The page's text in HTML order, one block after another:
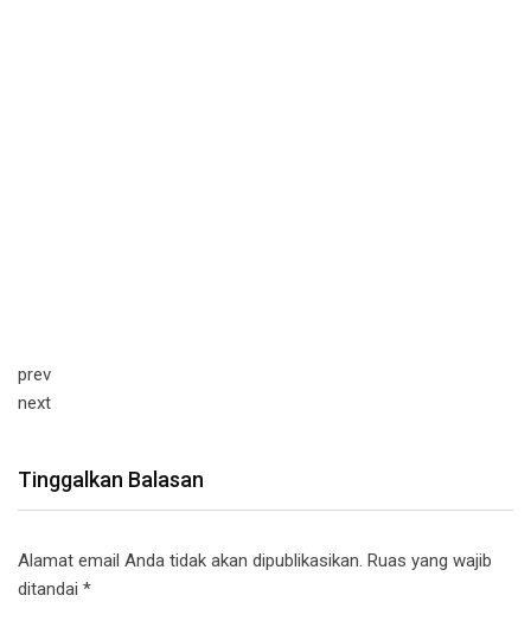
prev
next
Tinggalkan Balasan
Alamat email Anda tidak akan dipublikasikan. Ruas yang wajib
ditandai *